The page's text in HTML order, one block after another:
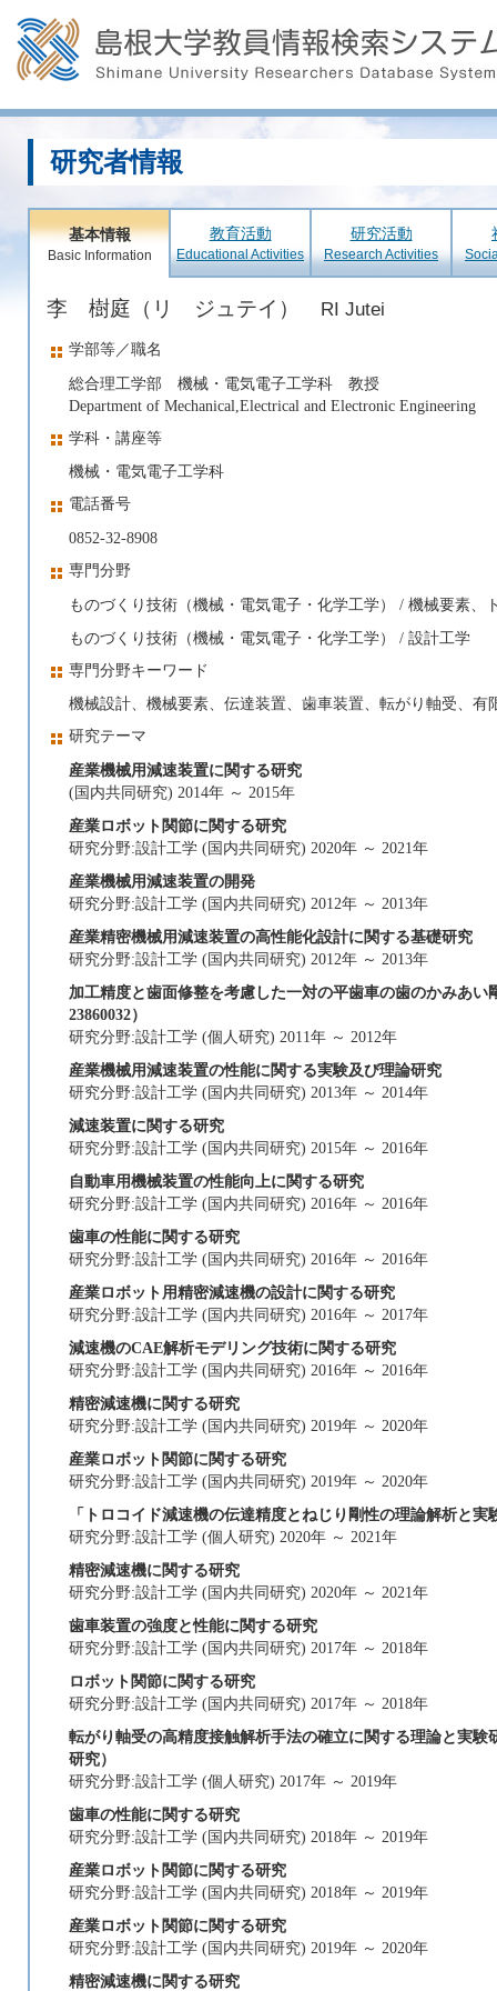
研究者情報
基本情報
Basic Information
教育活動
Educational Activities
研究活動
Research Activities
李 樹庭（リ ジュテイ） RI Jutei
学部等／職名
総合理工学部 機械・電気電子工学科 教授
Department of Mechanical,Electrical and Electronic Engineering
学科・講座等
機械・電気電子工学科
電話番号
0852-32-8908
専門分野
ものづくり技術（機械・電気電子・化学工学） / 機械要素、
ものづくり技術（機械・電気電子・化学工学） / 設計工学
専門分野キーワード
機械設計、機械要素、伝達装置、歯車装置、転がり軸受、有
研究テーマ
産業機械用減速装置に関する研究
(国内共同研究) 2014年 ～ 2015年
産業ロボット関節に関する研究
研究分野:設計工学 (国内共同研究) 2020年 ～ 2021年
産業機械用減速装置の開発
研究分野:設計工学 (国内共同研究) 2012年 ～ 2013年
産業精密機械用減速装置の高性能化設計に関する基礎研究
研究分野:設計工学 (国内共同研究) 2012年 ～ 2013年
加工精度と歯面修整を考慮した一対の平歯車の歯のかみあ
23860032）
研究分野:設計工学 (個人研究) 2011年 ～ 2012年
産業機械用減速装置の性能に関する実験及び理論研究
研究分野:設計工学 (国内共同研究) 2013年 ～ 2014年
減速装置に関する研究
研究分野:設計工学 (国内共同研究) 2015年 ～ 2016年
自動車用機械装置の性能向上に関する研究
研究分野:設計工学 (国内共同研究) 2016年 ～ 2016年
歯車の性能に関する研究
研究分野:設計工学 (国内共同研究) 2016年 ～ 2016年
産業ロボット用精密減速機の設計に関する研究
研究分野:設計工学 (国内共同研究) 2016年 ～ 2017年
減速機のCAE解析モデリング技術に関する研究
研究分野:設計工学 (国内共同研究) 2016年 ～ 2016年
精密減速機に関する研究
研究分野:設計工学 (国内共同研究) 2019年 ～ 2020年
産業ロボット関節に関する研究
研究分野:設計工学 (国内共同研究) 2019年 ～ 2020年
「トロコイド減速機の伝達精度とねじり剛性の理論解析と
研究分野:設計工学 (個人研究) 2020年 ～ 2021年
精密減速機に関する研究
研究分野:設計工学 (国内共同研究) 2020年 ～ 2021年
歯車装置の強度と性能に関する研究
研究分野:設計工学 (国内共同研究) 2017年 ～ 2018年
ロボット関節に関する研究
研究分野:設計工学 (国内共同研究) 2017年 ～ 2018年
転がり軸受の高精度接触解析手法の確立に関する理論と実
研究）
研究分野:設計工学 (個人研究) 2017年 ～ 2019年
歯車の性能に関する研究
研究分野:設計工学 (国内共同研究) 2018年 ～ 2019年
産業ロボット関節に関する研究
研究分野:設計工学 (国内共同研究) 2018年 ～ 2019年
産業ロボット関節に関する研究
研究分野:設計工学 (国内共同研究) 2019年 ～ 2020年
精密減速機に関する研究